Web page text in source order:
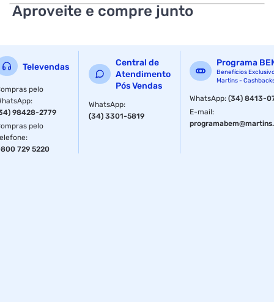
Aproveite e compre junto
Televendas
pelo
:
98428-2779
pelo
:
729 5220
Central de
Atendimento
Pós Vendas
WhatsApp:
(34) 3301-5819
Programa
Benefícios
Martins -
WhatsApp:(34) 8413-
E-mail: